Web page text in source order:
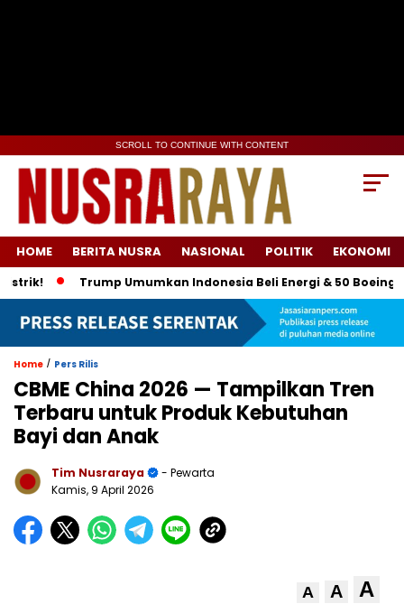
SCROLL TO CONTINUE WITH CONTENT
HOME BERITA NUSRA NASIONAL POLITIK EKONOMI
Trump Umumkan Indonesia Beli Energi & 50 Boeing, Tarif
Home / Pers Rilis
CBME China 2026 — Tampilkan Tren
Terbaru untuk Produk Kebutuhan
Bayi dan Anak
Tim Nusraraya
- Pewarta
Kamis, 9 April 2026
A A A